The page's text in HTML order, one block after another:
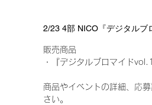
2/23 4部 NICO『デジタルブ
販売商品
・『デジタルブロマイド
商品やイベントの詳細、応
さい。